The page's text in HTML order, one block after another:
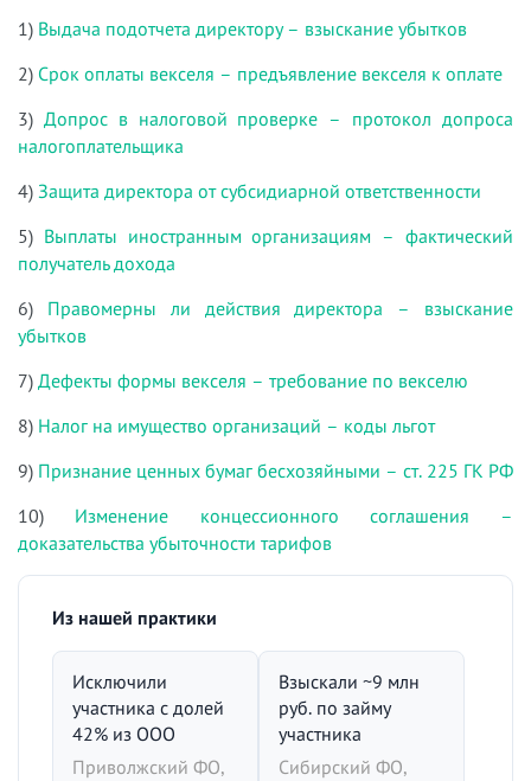
1) Выдача подотчета директору – взыскание убытков
2) Срок оплаты векселя – предъявление векселя к оплате
3) Допрос в налоговой проверке – протокол допроса
налогоплательщика
4) Защита директора от субсидиарной ответственности
5) Выплаты иностранным организациям – фактический
получатель дохода
6) Правомерны ли действия директора – взыскание
убытков
7) Дефекты формы векселя – требование по векселю
8) Налог на имущество организаций – коды льгот
9) Признание ценных бумаг бесхозяйными – ст. 225 ГК РФ
10) Изменение концессионного соглашения –
доказательства убыточности тарифов
Из нашей практики
Исключили
участника с долей
42% из ООО
Приволжский ФО,
Взыскали ~9 млн
руб. по займу
участника
Сибирский ФО,